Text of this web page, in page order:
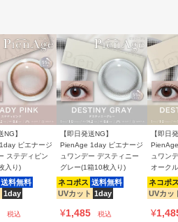
NG】
ピエナージ
ステディピン
入り)
送料無料
1day
税込
【即日発送NG】
PienAge 1day ピエナージ
ュワンデー デスティニー
グレー(1箱10枚入り)
ネコポス 送料無料
UVカット 1day
¥1,485 税込
【即日
ュワン
オーク
ネコポ
UVカッ
¥